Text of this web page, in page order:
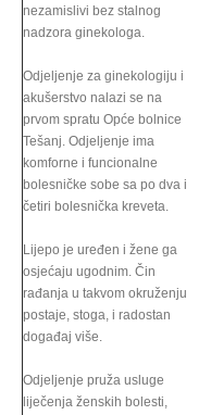
nezamislivi bez stalnog
nadzora ginekologa.
Odjeljenje za ginekologiju i
akušerstvo nalazi se na
prvom spratu Opće bolnice
Tešanj. Odjeljenje ima
komforne i funcionalne
bolesničke sobe sa po dva i
četiri bolesnička kreveta.
Lijepo je uređen i žene ga
osjećaju ugodnim. Čin
rađanja u takvom okruženju
postaje, stoga, i radostan
događaj više.
Odjeljenje pruža usluge
liječenja ženskih bolesti,